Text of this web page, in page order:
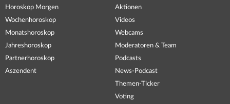
Horoskop Morgen
Wochenhoroskop
Monatshoroskop
Jahreshoroskop
Partnerhoroskop
Aszendent
Aktionen
Videos
Webcams
Moderatoren & Team
Podcasts
News-Podcast
Themen-Ticker
Voting